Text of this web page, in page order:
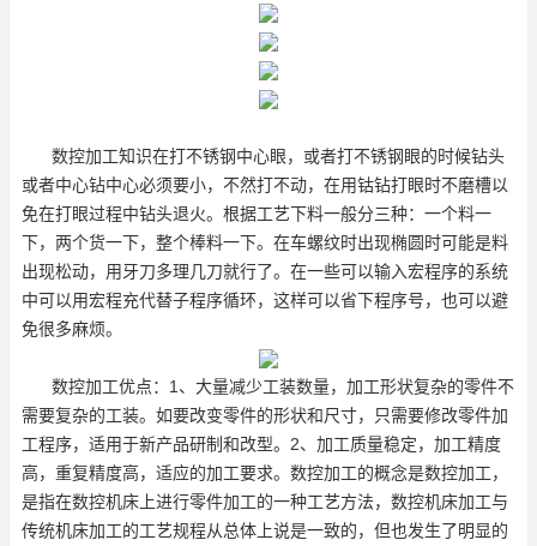
数控加工知识在打不锈钢中心眼，或者打不锈钢眼的时候钻头
或者中心钻中心必须要小，不然打不动，在用钴钻打眼时不磨槽以
免在打眼过程中钻头退火。根据工艺下料一般分三种：一个料一
下，两个货一下，整个棒料一下。在车螺纹时出现椭圆时可能是料
出现松动，用牙刀多理几刀就行了。在一些可以输入宏程序的系统
中可以用宏程充代替子程序循环，这样可以省下程序号，也可以避
免很多麻烦。
数控加工优点：1、大量减少工装数量，加工形状复杂的零件不
需要复杂的工装。如要改变零件的形状和尺寸，只需要修改零件加
工程序，适用于新产品研制和改型。2、加工质量稳定，加工精度
高，重复精度高，适应的加工要求。数控加工的概念是数控加工，
是指在数控机床上进行零件加工的一种工艺方法，数控机床加工与
传统机床加工的工艺规程从总体上说是一致的，但也发生了明显的